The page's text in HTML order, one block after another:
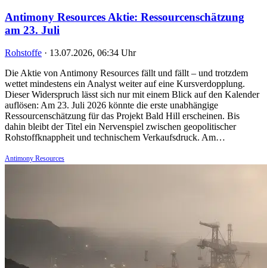
Antimony Resources Aktie: Ressourcenschätzung
am 23. Juli
Rohstoffe · 13.07.2026, 06:34 Uhr
Die Aktie von Antimony Resources fällt und fällt – und trotzdem
wettet mindestens ein Analyst weiter auf eine Kursverdopplung.
Dieser Widerspruch lässt sich nur mit einem Blick auf den Kalender
auflösen: Am 23. Juli 2026 könnte die erste unabhängige
Ressourcenschätzung für das Projekt Bald Hill erscheinen. Bis
dahin bleibt der Titel ein Nervenspiel zwischen geopolitischer
Rohstoffknappheit und technischem Verkaufsdruck. Am…
Antimony Resources